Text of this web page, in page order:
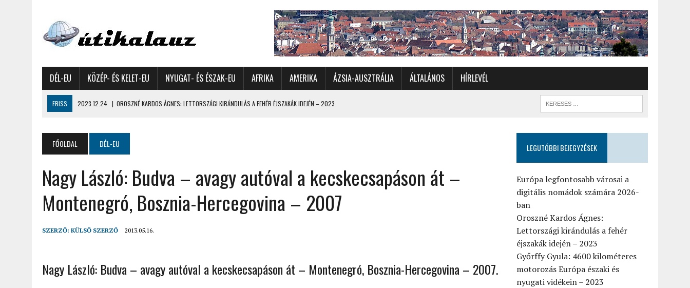
DÉL-EU KÖZÉP- ÉS KELET-EU NYUGAT- ÉS ÉSZAK-EU AFRIKA AMERIKA ÁZSIA-AUSZTRÁLIA ÁLTALÁNOS HÍRLEVÉL
FRISS 2023.12.24. | OROSZNÉ KARDOS ÁGNES: LETTORSZÁGI KIRÁNDULÁS A FEHÉR ÉJSZAKÁK IDEJÉN – 2023
2023.11.17.
GYŐRFFY ÁRPÁD: NAGY KALANDUNK ÉSZAKON – 8500 KILOMÉTERES CSALÁDI AUTÓZÁS A SARKKÖRÖN TÚLRA – 2001
2022.12.21. | VALLÁSOK FELETTI FEHÉR KARÁCSONYOK – AKÁR HÓ NÉLKÜL IS ÜNNEPLŐBEN
OROSZNÉ KARDOS ÁGNES, OROSZ JÓZSEF: MOLDOVAI KIRÁNDULÁS GYERGYÓI RÁADÁSSAL – 2022
2022.03.08. | GYŐRFFY GYULA – A VILÁG LEGSZEBB SZIGETEI I. – SEYCHELLE-SZIGETEK – 2022
2022.02.26.
GÁL ZOLTÁN GYÖRGY: AZ ŐSZI JAPÁN A HEGYEKET JÁRVA – 2017
FŐOLDAL DÉL-EU
Nagy László: Budva – avagy autóval a kecskecsapáson át –
Montenegró, Bosznia-Hercegovina – 2007
SZERZŐ: KÜLSŐ SZERZŐ 2013.05.16.
Nagy László: Budva – avagy autóval a kecskecsapáson át – Montenegró, Bosznia-Hercegovina – 2007.
LEGUTÓBBI BEJEGYZÉSEK
Európa legfontosabb városai a
digitális nomádok számára 2026-
ban
Oroszné Kardos Ágnes:
Lettországi kirándulás a fehér
éjszakák idején – 2023
Győrffy Gyula: 4600 kilométeres
motorozás Európa északi és
nyugati vidékein – 2023